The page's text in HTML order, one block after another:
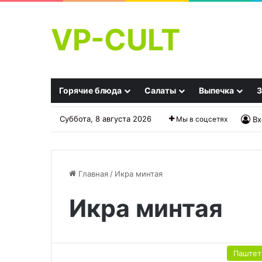
VP-CULT
Горячие блюда Салаты Выпечка
Суббота, 8 августа 2026 Мы в соцсетях
Главная / Икра минтая
Икра минтая
Собрались
печь,
разрыхлителя